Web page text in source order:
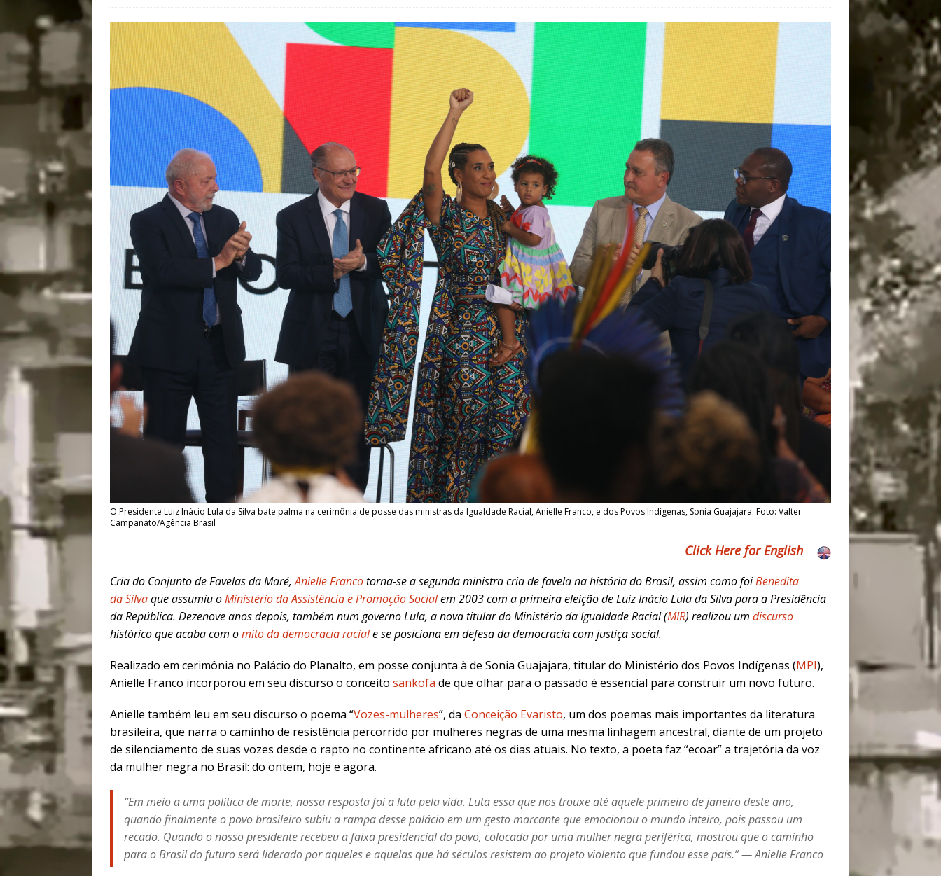
[ 28/07/2026 ] Tudo Começou com uma Praça em Ramos [OPINIÃO]
#OLHONAMÍDIA
[ 27/07/2026 ]
Mutirão Agroecológico com os Povos das Águas Reúne
Coletivos para Plantio e Inauguração da Feira da Praia do Remanso
em Suruí, Magé
COBERTURA DE EVENTOS
[ 04/08/2026 ]
Trens Fluminenses, Cronicamente Abandonados,
Passam para Consórcio Nova Via Mobilidade 10 Anos Após Rio2016
#OLHONOLEGADO
O Presidente Luiz Inácio Lula da Silva bate palma na cerimônia de posse das ministras da Igualdade Racial, Anielle Franco, e dos Povos Indígenas, Sonia Guajajara. Foto: Valter
Campanato/Agência Brasil
Click Here for English
Cria do Conjunto de Favelas da Maré,Anielle Francotorna-se a segunda ministra cria de favela na história do Brasil, assim como foiBenedita
da Silvaque assumiu oMinistério da Assistência e Promoção Socialem 2003 com a primeira eleição de Luiz Inácio Lula da Silva para a Presidência
da República. Dezenove anos depois, também num governo Lula, a nova titular do Ministério da Igualdade Racial (MIR) realizou um discurso
histórico que acaba com omito da democracia raciale se posiciona em defesa da democracia com justiça social.
Realizado em cerimônia no Palácio do Planalto, em posse conjunta à de Sonia Guajajara, titular do Ministério dos Povos Indígenas (MPI),
Anielle Franco incorporou em seu discurso o conceito sankofa de que olhar para o passado é essencial para construir um novo futuro.
Anielle também leu em seu discurso o poema “Vozes-mulheres”, da Conceição Evaristo, um dos poemas mais importantes da literatura
brasileira, que narra o caminho de resistência percorrido por mulheres negras de uma mesma linhagem ancestral, diante de um projeto
de silenciamento de suas vozes desde o rapto no continente africano até os dias atuais. No texto, a poeta faz “ecoar” a trajetória da voz
da mulher negra no Brasil: do ontem, hoje e agora.
“Em meio a uma política de morte, nossa resposta foi a luta pela vida. Luta essa que nos trouxe até aquele primeiro de janeiro deste ano,
quando finalmente o povo brasileiro subiu a rampa desse palácio em um gesto marcante que emocionou o mundo inteiro, pois passou um
recado. Quando o nosso presidente recebeu a faixa presidencial do povo, colocada por uma mulher negra periférica, mostrou que o caminho
para o Brasil do futuro será liderado por aqueles e aquelas que há séculos resistem ao projeto violento que fundou esse país.”—Anielle Franco